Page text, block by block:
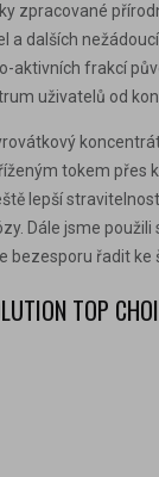
zpracované
a dalších
aktivních frakcí
uživatelů od
tokem přes
lepší
Dále jsme
řadit ke
TOP